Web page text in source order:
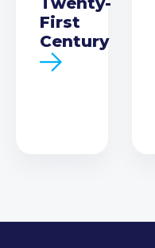
First
Century